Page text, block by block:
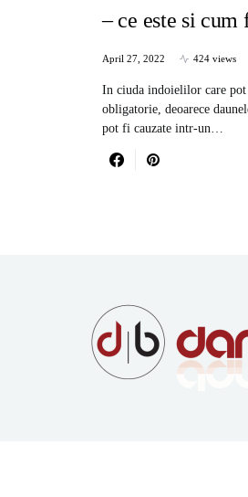
– ce este si cum
April 27, 2022 424 views
In ciuda indoielilor care pot
obligatorie, deoarece
pot fi cauzate intr-un…